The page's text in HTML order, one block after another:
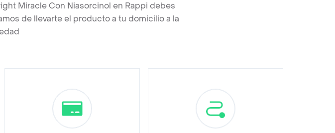
Miracle Con Niasorcinol en Rappi debes
de llevarte el producto a tu domicilio a la